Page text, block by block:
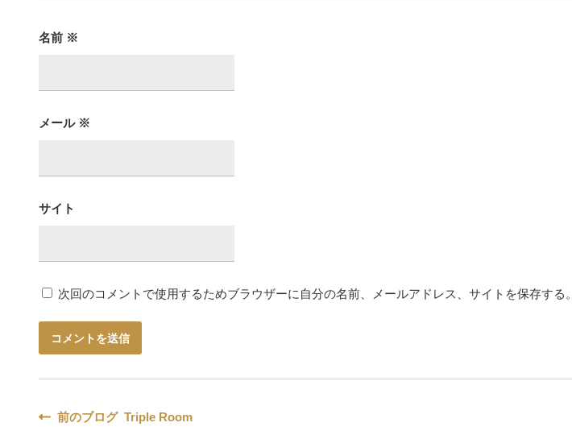
名前 ※
メール ※
サイト
次回のコメントで使用するためブラウザーに自分の名前、メールアドレス、サイトを保存する。
投前のブログ Triple Room